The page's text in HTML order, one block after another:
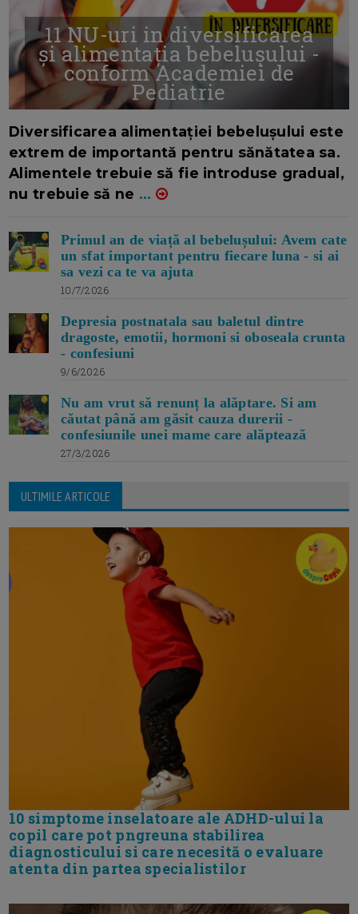
11 NU-uri in diversificarea
și alimentația bebelușului -
conform Academiei de
Pediatrie
Diversificarea alimentației bebelușului este
extrem de importantă pentru sănătatea sa.
Alimentele trebuie să fie introduse gradual,
nu trebuie să ne ...
Primul an de viață al bebelușului: Avem cate
un sfat important pentru fiecare luna - si ai
sa vezi ca te va ajuta
10/7/2026
Depresia postnatala sau baletul dintre
dragoste, emotii, hormoni si oboseala crunta
- confesiuni
9/6/2026
Nu am vrut să renunț la alăptare. Si am
căutat până am găsit cauza durerii -
confesiunile unei mame care alăptează
27/3/2026
ULTIMILE ARTICOLE
10 simptome inselatoare ale ADHD-ului la
copil care pot pngreuna stabilirea
diagnosticului si care necesită o evaluare
atenta din partea specialistilor